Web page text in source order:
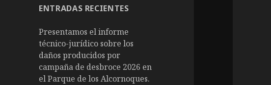
ENTRADAS RECIENTES
Presentamos el informe
técnico-jurídico sobre los
daños producidos por
campaña de desbroce 2026 en
el Parque de los Alcornoques.